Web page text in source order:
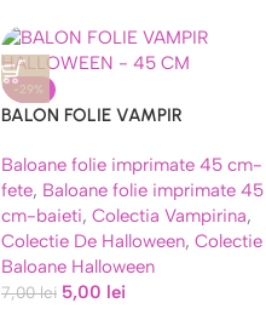
-29%
BALON FOLIE VAMPIR
Baloane folie imprimate 45 cm-
fete, Baloane folie imprimate 45
cm-baieti, Colectia Vampirina,
Colectie De Halloween, Colectie
Baloane Halloween
7,00lei 5,00 lei